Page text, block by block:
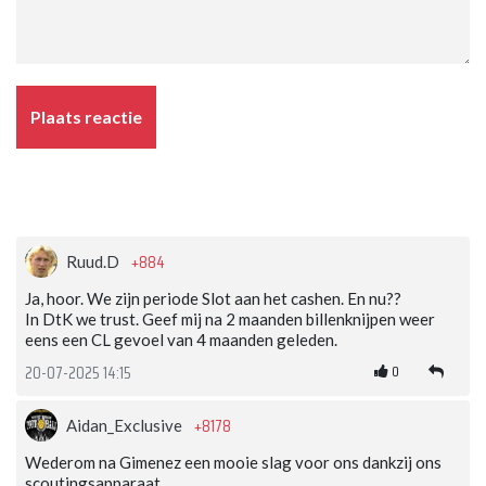
Plaats reactie
Ruud.D +884
Ja, hoor. We zijn periode Slot aan het cashen. En nu??
In DtK we trust. Geef mij na 2 maanden billenknijpen weer
eens een CL gevoel van 4 maanden geleden.
20-07-2025 14:15 0
Aidan_Exclusive +8178
Wederom na Gimenez een mooie slag voor ons dankzij ons